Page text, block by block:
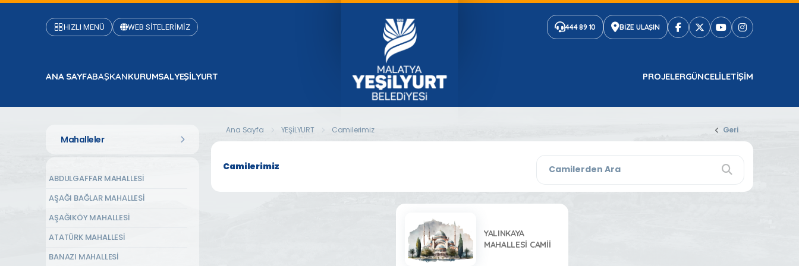
HIZLI MENÜ WEB SİTELERİMİZ 444 89 10 BİZE ULAŞIN
ANA SAYFABAŞKANKURUMSALYEŞİLYURT PROJELERGÜNCELILETIŞIM
Mahalleler
ABDULGAFFAR MAHALLESİ
AŞAĞI BAĞLAR MAHALLESİ
AŞAĞIKÖY MAHALLESİ
ATATÜRK MAHALLESİ
BANAZI MAHALLESİ
Ana Sayfa YEŞİLYURT Camilerimiz Geri
Camilerimiz
YALINKAYA
MAHALLESİ CAMİİ